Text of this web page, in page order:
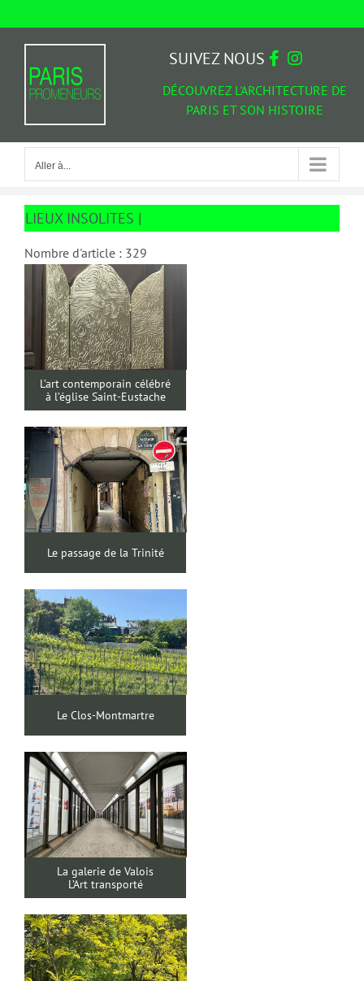
Aller à...
DÉCOUVREZ L'ARCHITECTURE DE
PARIS ET SON HISTOIRE
SUIVEZ NOUS
Aller à...
LIEUX INSOLITES |
Nombre d'article : 329
L’art contemporain célébré
à l’église Saint-Eustache
Le passage de la Trinité
Le Clos-Montmartre
La galerie de Valois
L’Art transporté